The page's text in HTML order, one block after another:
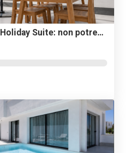
La NUOVA Fontana Holiday Suite: non potrebbe essere meglio